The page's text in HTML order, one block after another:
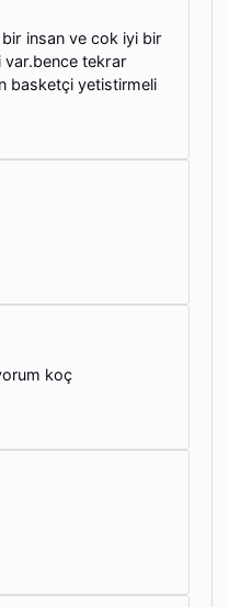
insan ve cok iyi bir
tekrar
basketçi yetistirmeli
koç